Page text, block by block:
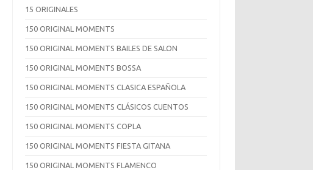
15 ORIGINALES
150 ORIGINAL MOMENTS
150 ORIGINAL MOMENTS BAILES DE SALON
150 ORIGINAL MOMENTS BOSSA
150 ORIGINAL MOMENTS CLASICA ESPAÑOLA
150 ORIGINAL MOMENTS CLÁSICOS CUENTOS
150 ORIGINAL MOMENTS COPLA
150 ORIGINAL MOMENTS FIESTA GITANA
150 ORIGINAL MOMENTS FLAMENCO